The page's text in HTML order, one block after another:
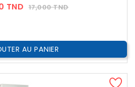
TND Prix
17,000 TNDPrix
AU PANIER